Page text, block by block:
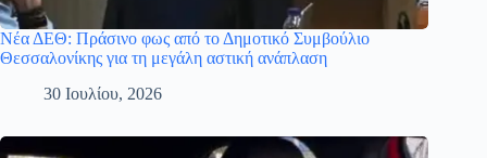
Νέα ΔΕΘ: Πράσινο φως από το Δημοτικό Συμβούλιο
Θεσσαλονίκης για τη μεγάλη αστική ανάπλαση
30 Ιουλίου, 2026